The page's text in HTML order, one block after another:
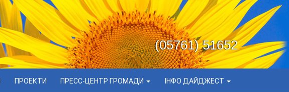
(05761) 51652
ПРОЕКТИ ПРЕСС-ЦЕНТР ГРОМАДИ ІНФО ДАЙДЖЕСТ